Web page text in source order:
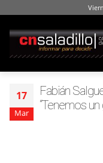
17
Mar
Fabián
“Tenemos